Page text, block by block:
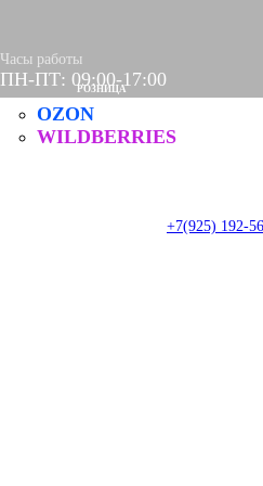
Часы работы
ПН-ПТ: 09:00-17:00
+7(925) 192-
OZON
РОЗНИЦА
WILDBERRIES